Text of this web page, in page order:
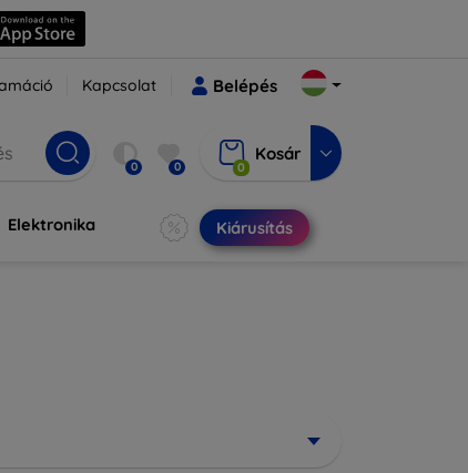
Kapcsolat Belépés
0 0 0
Kosár
Elektronika Kiárusítás